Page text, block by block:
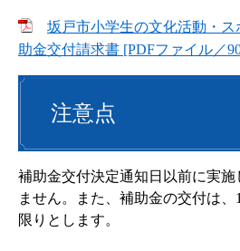
坂戸市小学生の文化活動・
助金交付請求書 [PDFファイル／
注意点
補助金交付決定通知日以前に実施
ません。また、補助金の交付は、
限りとします。